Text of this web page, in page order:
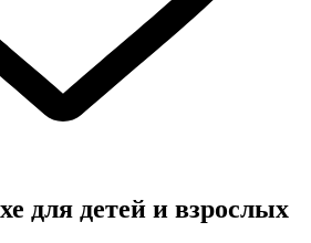
для детей и взрослых